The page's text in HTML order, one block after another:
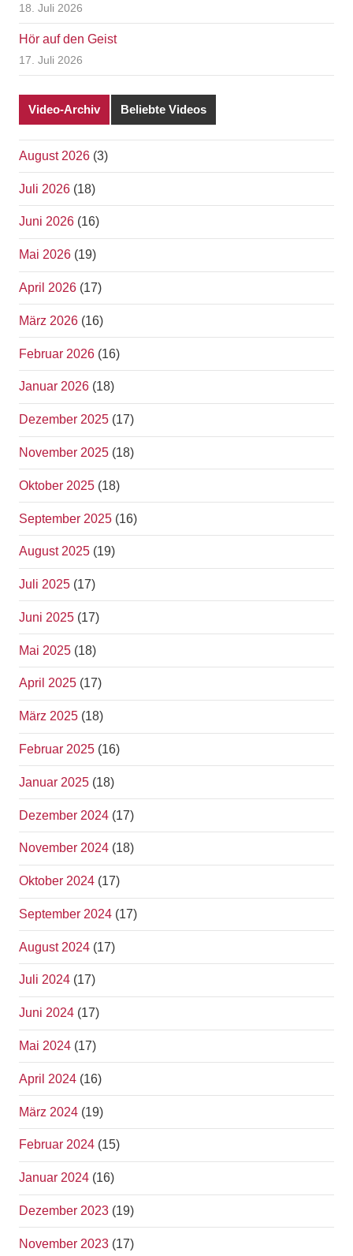
18. Juli 2026
Hör auf den Geist
17. Juli 2026
Video-Archiv Beliebte Videos
August 2026 (3)
Juli 2026 (18)
Juni 2026 (16)
Mai 2026 (19)
April 2026 (17)
März 2026 (16)
Februar 2026 (16)
Januar 2026 (18)
Dezember 2025 (17)
November 2025 (18)
Oktober 2025 (18)
September 2025 (16)
August 2025 (19)
Juli 2025 (17)
Juni 2025 (17)
Mai 2025 (18)
April 2025 (17)
März 2025 (18)
Februar 2025 (16)
Januar 2025 (18)
Dezember 2024 (17)
November 2024 (18)
Oktober 2024 (17)
September 2024 (17)
August 2024 (17)
Juli 2024 (17)
Juni 2024 (17)
Mai 2024 (17)
April 2024 (16)
März 2024 (19)
Februar 2024 (15)
Januar 2024 (16)
Dezember 2023 (19)
November 2023 (17)